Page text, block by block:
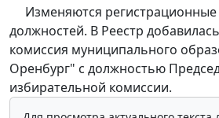
Изменяются
должностей. В Реестр
комиссия муниципального
Оренбург" с должностью
избирательной комиссии.